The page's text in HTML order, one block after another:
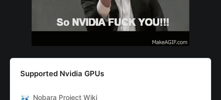
Supported Nvidia GPUs
Nobara Project Wiki